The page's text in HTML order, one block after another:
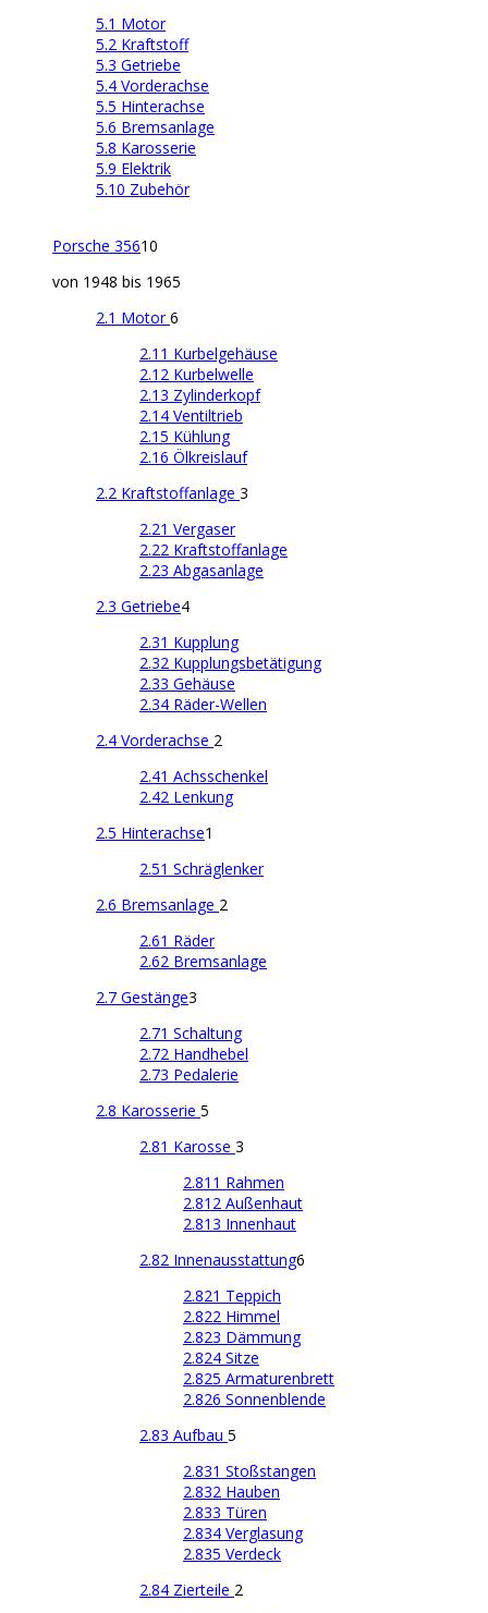
5.1 Motor
5.2 Kraftstoff
5.3 Getriebe
5.4 Vorderachse
5.5 Hinterachse
5.6 Bremsanlage
5.8 Karosserie
5.9 Elektrik
5.10 Zubehör
Porsche 35610
von 1948 bis 1965
2.1 Motor6
2.11 Kurbelgehäuse
2.12 Kurbelwelle
2.13 Zylinderkopf
2.14 Ventiltrieb
2.15 Kühlung
2.16 Ölkreislauf
2.2 Kraftstoffanlage 3
2.21 Vergaser
2.22 Kraftstoffanlage
2.23 Abgasanlage
2.3 Getriebe4
2.31 Kupplung
2.32 Kupplungsbetätigung
2.33 Gehäuse
2.34 Räder-Wellen
2.4 Vorderachse 2
2.41 Achsschenkel
2.42 Lenkung
2.5 Hinterachse1
2.51 Schräglenker
2.6 Bremsanlage 2
2.61 Räder
2.62 Bremsanlage
2.7 Gestänge3
2.71 Schaltung
2.72 Handhebel
2.73 Pedalerie
2.8 Karosserie 5
2.81 Karosse 3
2.811 Rahmen
2.812 Außenhaut
2.813 Innenhaut
2.82 Innenausstattung6
2.821 Teppich
2.822 Himmel
2.823 Dämmung
2.824 Sitze
2.825 Armaturenbrett
2.826 Sonnenblende
2.83 Aufbau 5
2.831 Stoßstangen
2.832 Hauben
2.833 Türen
2.834 Verglasung
2.835 Verdeck
2.84 Zierteile 2